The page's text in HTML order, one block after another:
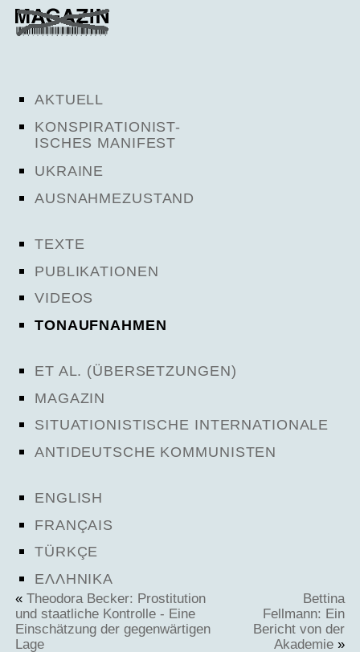
AKTUELL
KONSPIRATIONIST-
ISCHES MANIFEST
UKRAINE
AUSNAHMEZUSTAND
TEXTE
PUBLIKATIONEN
VIDEOS
TONAUFNAHMEN
ET AL. (ÜBERSETZUNGEN)
MAGAZIN
SITUATIONISTISCHE INTERNATIONALE
ANTIDEUTSCHE KOMMUNISTEN
ENGLISH
FRANÇAIS
TÜRKÇE
ΕΛΛΗΝΙΚΑ
« Theodora Becker: Prostitution
und staatliche Kontrolle - Eine
Einschätzung der gegenwärtigen
Lage
Bettina
Fellmann: Ein
Bericht von der
Akademie »